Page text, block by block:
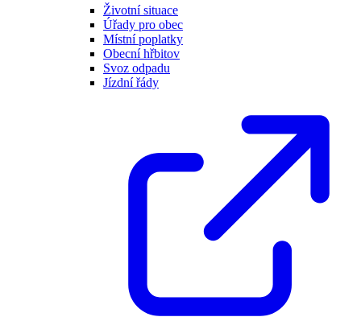
Životní situace
Úřady pro obec
Místní poplatky
Obecní hřbitov
Svoz odpadu
Jízdní řády